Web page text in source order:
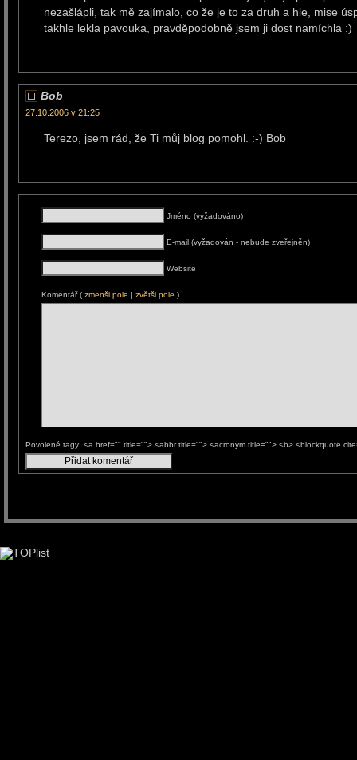
nezašlápli, tak mě zajímalo, co že je to za druh a hle, mise
takhle lekla pavouka, pravděpodobně jsem ji dost namíchla :)
Bob
27.10.2006 v 21:25
Terezo, jsem rád, že Ti můj blog pomohl. :-) Bob
Jméno (vyžadováno)
E-mail (vyžadován - nebude zveřejněn)
Website
Komentář ( zmenši pole | zvětši pole )
Povolené tagy: <a href="" title=""> <abbr title=""> <acronym title=""> <b> <blockquote